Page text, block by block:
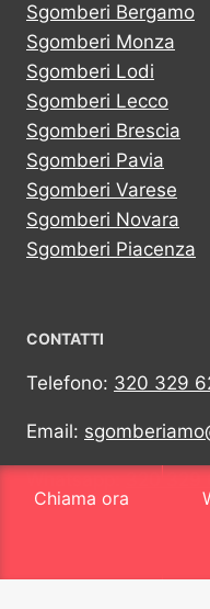
Sgomberi Bergamo
Sgomberi Monza
Sgomberi Lodi
Sgomberi Lecco
Sgomberi Brescia
Sgomberi Pavia
Sgomberi Varese
Sgomberi Novara
Sgomberi Piacenza
CONTATTI
Telefono: 320 329
Email:
Chiama ora